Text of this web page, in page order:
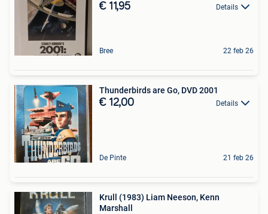
€ 11,95 Details
Bree 22 feb 26
Thunderbirds are Go, DVD 2001
€ 12,00 Details
De Pinte 21 feb 26
Krull (1983) Liam Neeson, Kenn
Marshall